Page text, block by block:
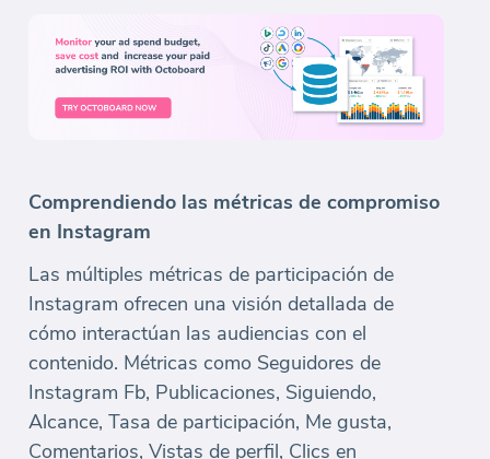
Comprendiendo las métricas de compromiso
en Instagram
Las múltiples métricas de participación de
Instagram ofrecen una visión detallada de
cómo interactúan las audiencias con el
contenido. Métricas como Seguidores de
Instagram Fb, Publicaciones, Siguiendo,
Alcance, Tasa de participación, Me gusta,
Comentarios, Vistas de perfil, Clics en